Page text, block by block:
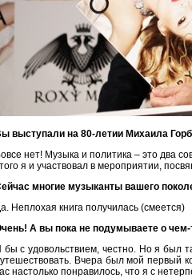
выступали на 80-летии Михаила
нет! Музыка и политика – это два
я и участвовал в мероприятии,
многие музыканты вашего
Неплохая книга получилась (смеется)
А вы пока не подумываете о
бы с удовольствием, честно. Но я был
Вчера был мой первый
настолько понравилось, что я с